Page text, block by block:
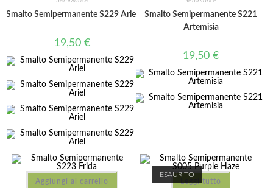
Smalto Semipermanente S229 Ariel
19,50 €
Smalto Semipermanente S221
Artemisia
19,50€
Aggiungi al carrello
ESAURITO
Leggi tutto